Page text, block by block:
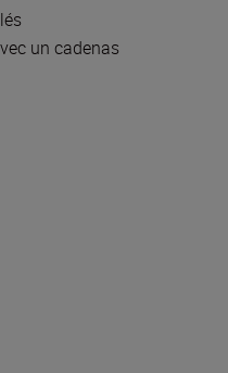
un cadenas